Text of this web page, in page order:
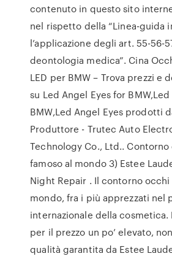
contenuto in questo sito
nel rispetto della “Linea-guida
l’applicazione degli art. 55-56-
deontologia medica”. Cina
LED per BMW – Trova prezzi e
su Led Angel Eyes for
BMW,Led Angel Eyes prodotti
Produttore - Trutec Auto
Technology Co., Ltd..
famoso al mondo 3) Estee
Night Repair . Il contorno
mondo, fra i più apprezzati nel
internazionale della cosmetica.
per il prezzo un po’ elevato,
qualità garantita da Estee